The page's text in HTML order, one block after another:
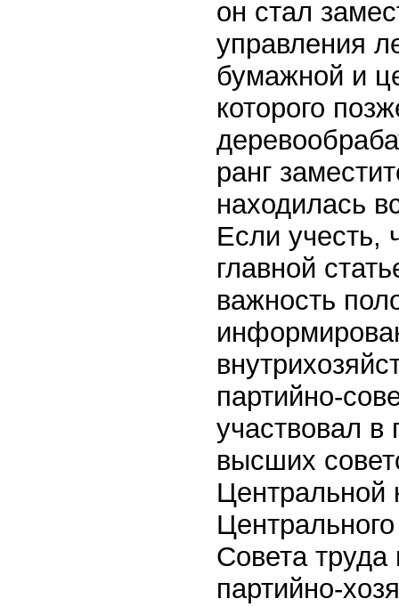
он стал
управления
бумажной и
которого
ранг
находилась
Если учесть,
главной
важность
партийно-
участвовал в
высших
Центральной
Совета
партийно-